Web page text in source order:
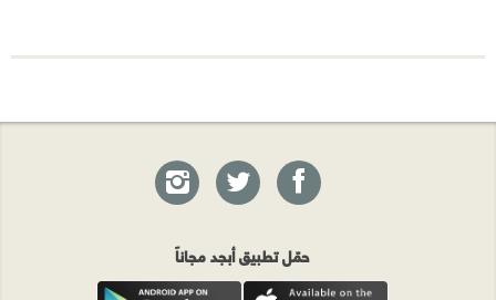
حمّل تطبيق أبجد مجاناً